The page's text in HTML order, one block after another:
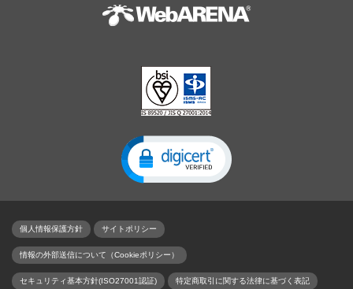
個人情報保護方針 サイトポリシー
情報の外部送信について（Cookieポリシー）
セキュリティ基本方針(ISO27001認証) 特定商取引に関する法律に基づく表記